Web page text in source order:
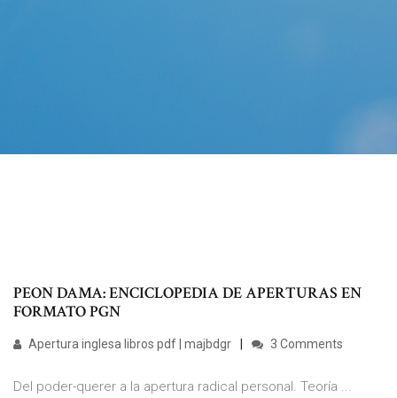
PEON DAMA: ENCICLOPEDIA DE APERTURAS EN
FORMATO PGN
Apertura inglesa libros pdf | majbdgr 3 Comments
Del poder-querer a la apertura radical personal. Teoría ...